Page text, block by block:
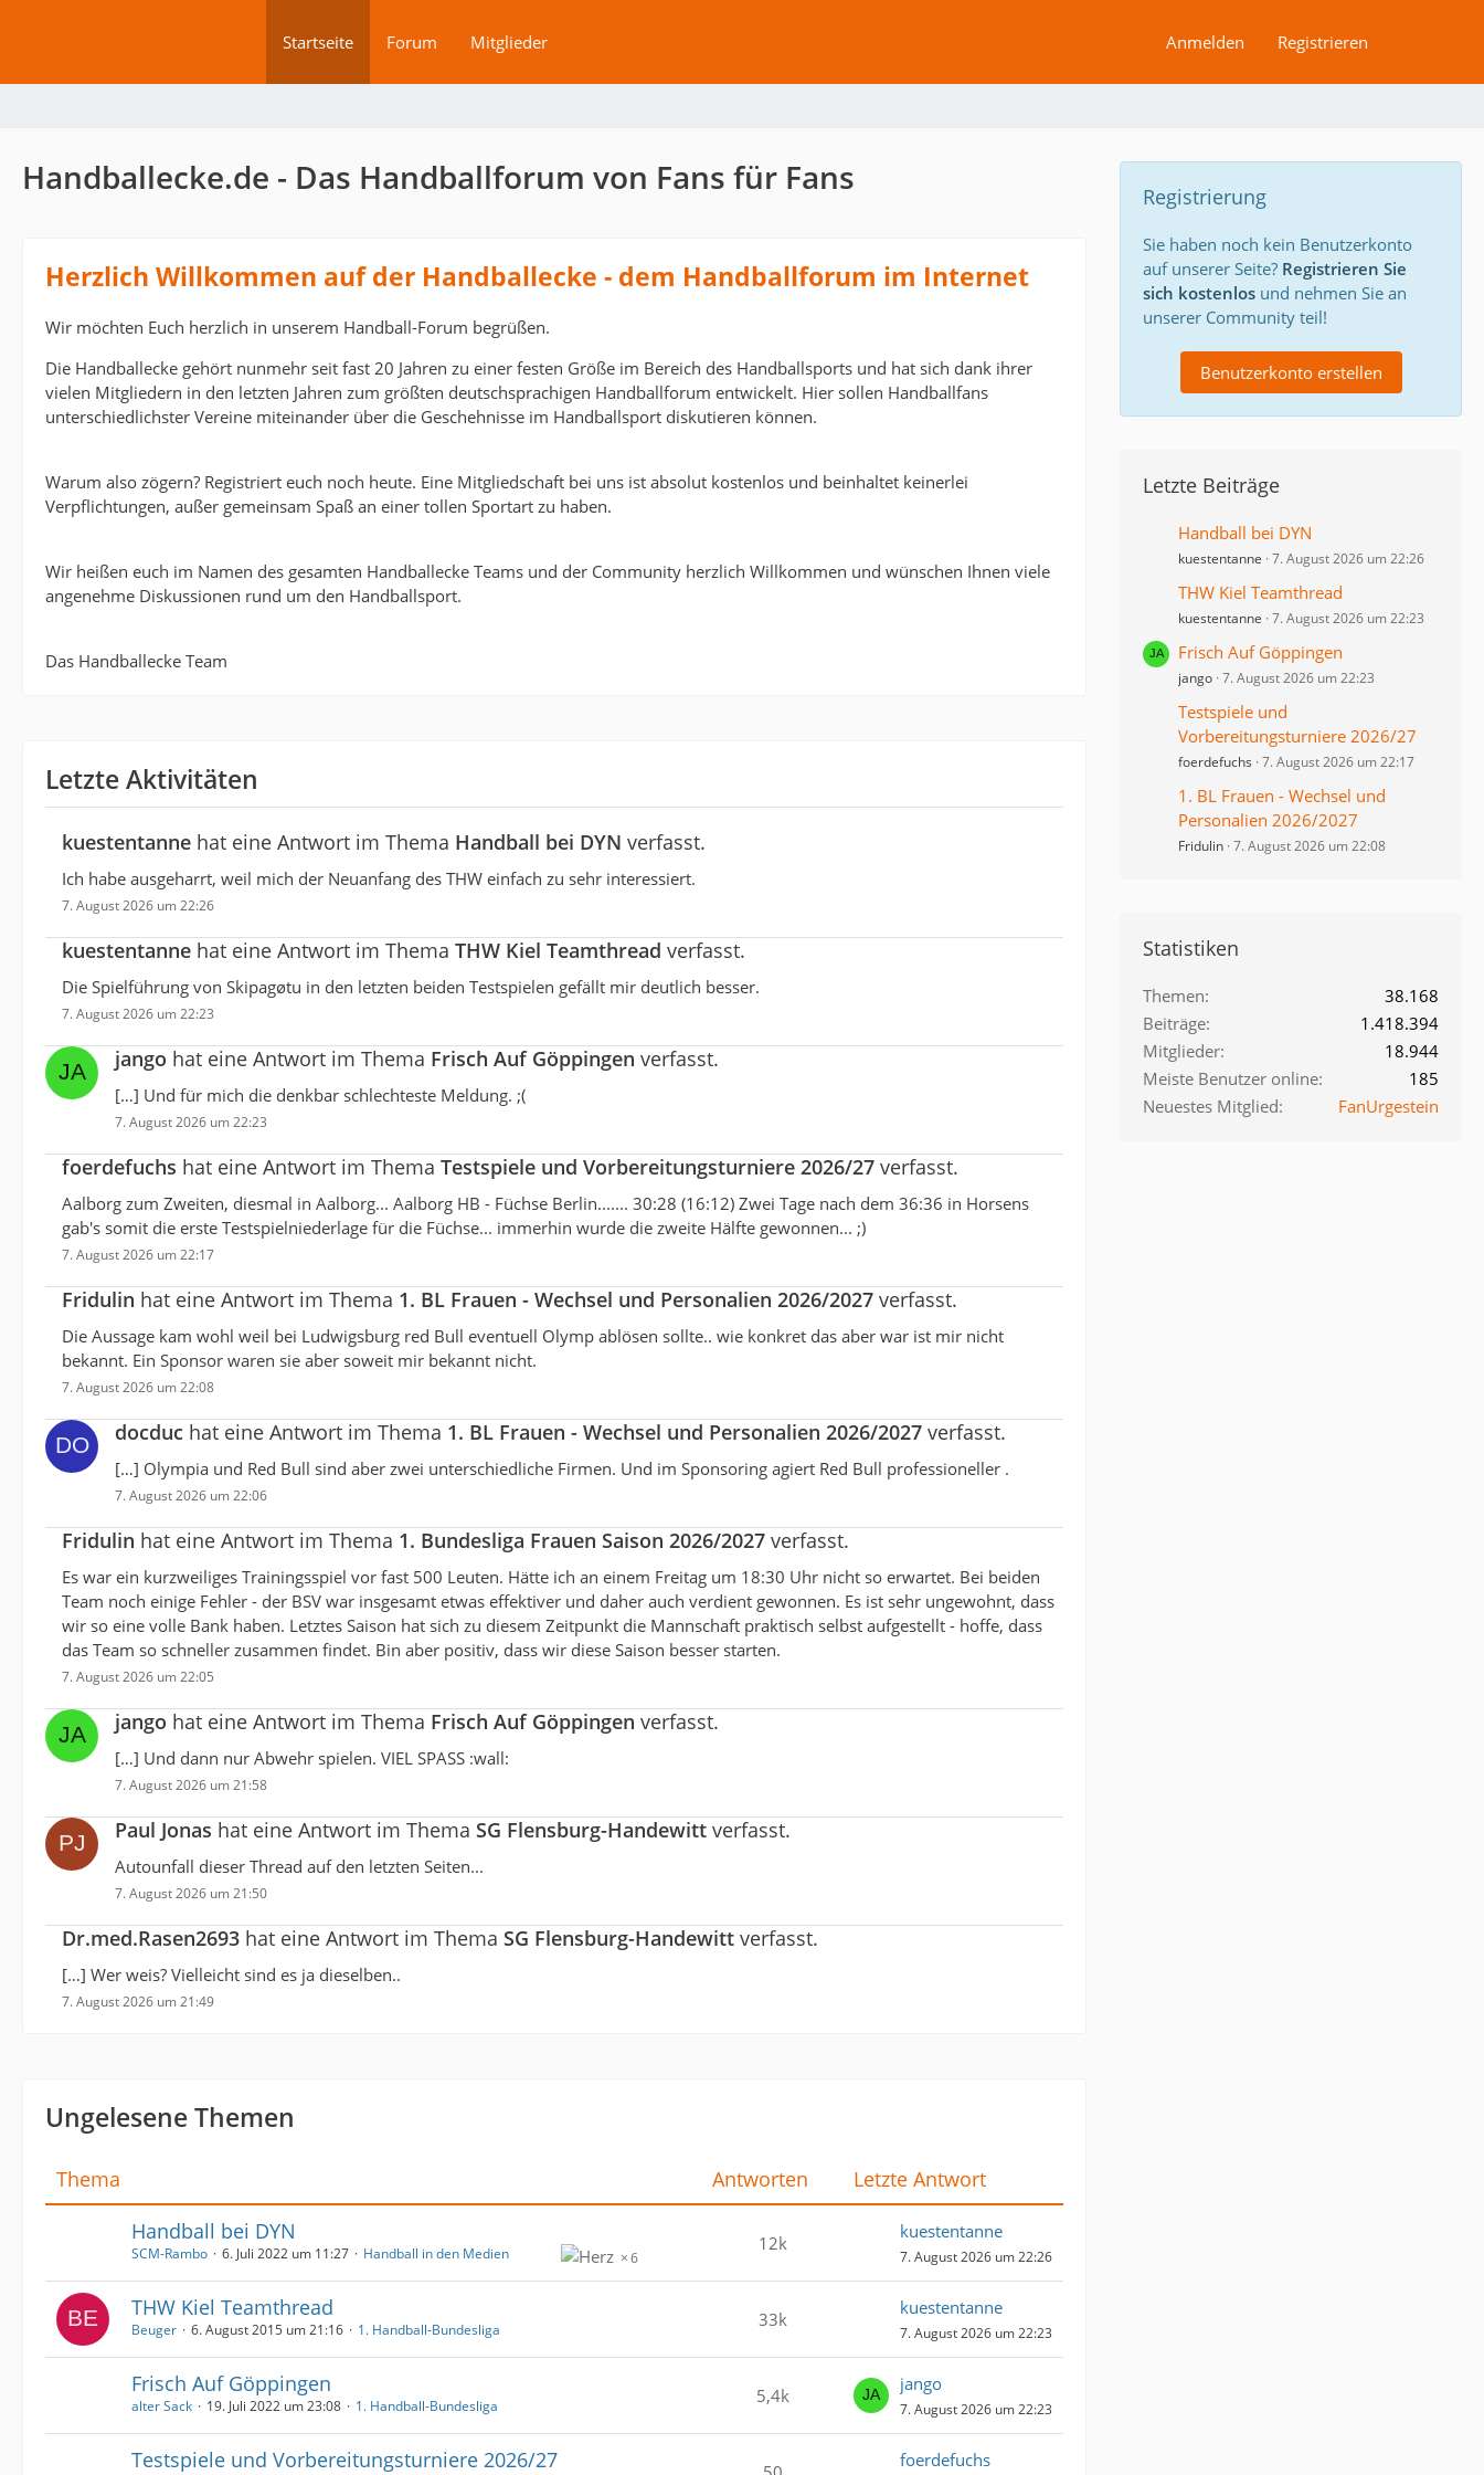
Startseite Forum Mitglieder Anmelden Registrieren
Handballecke.de - Das Handballforum von Fans für Fans
Herzlich Willkommen auf der Handballecke - dem Handballforum im Internet
Wir möchten Euch herzlich in unserem Handball-Forum begrüßen.
Die Handballecke gehört nunmehr seit fast 20 Jahren zu einer festen Größe im Bereich des Handballsports und hat sich dank ihrer
vielen Mitgliedern in den letzten Jahren zum größten deutschsprachigen Handballforum entwickelt. Hier sollen Handballfans
unterschiedlichster Vereine miteinander über die Geschehnisse im Handballsport diskutieren können.
Warum also zögern? Registriert euch noch heute. Eine Mitgliedschaft bei uns ist absolut kostenlos und beinhaltet keinerlei
Verpflichtungen, außer gemeinsam Spaß an einer tollen Sportart zu haben.
Wir heißen euch im Namen des gesamten Handballecke Teams und der Community herzlich Willkommen und wünschen Ihnen viele
angenehme Diskussionen rund um den Handballsport.
Das Handballecke Team
Letzte Aktivitäten
kuestentanne hat eine Antwort im Thema Handball bei DYN verfasst.
Ich habe ausgeharrt, weil mich der Neuanfang des THW einfach zu sehr interessiert.
7. August 2026 um 22:26
kuestentanne hat eine Antwort im Thema THW Kiel Teamthread verfasst.
Die Spielführung von Skipagøtu in den letzten beiden Testspielen gefällt mir deutlich besser.
7. August 2026 um 22:23
jango hat eine Antwort im Thema Frisch Auf Göppingen verfasst.
[…] Und für mich die denkbar schlechteste Meldung. ;(
7. August 2026 um 22:23
foerdefuchs hat eine Antwort im Thema Testspiele und Vorbereitungsturniere 2026/27 verfasst.
Aalborg zum Zweiten, diesmal in Aalborg... Aalborg HB - Füchse Berlin....... 30:28 (16:12) Zwei Tage nach dem 36:36 in Horsens
gab's somit die erste Testspielniederlage für die Füchse... immerhin wurde die zweite Hälfte gewonnen... ;)
7. August 2026 um 22:17
Fridulin hat eine Antwort im Thema 1. BL Frauen - Wechsel und Personalien 2026/2027 verfasst.
Die Aussage kam wohl weil bei Ludwigsburg red Bull eventuell Olymp ablösen sollte.. wie konkret das aber war ist mir nicht
bekannt. Ein Sponsor waren sie aber soweit mir bekannt nicht.
7. August 2026 um 22:08
docduc hat eine Antwort im Thema 1. BL Frauen - Wechsel und Personalien 2026/2027 verfasst.
[…] Olympia und Red Bull sind aber zwei unterschiedliche Firmen. Und im Sponsoring agiert Red Bull professioneller .
7. August 2026 um 22:06
Fridulin hat eine Antwort im Thema 1. Bundesliga Frauen Saison 2026/2027 verfasst.
Es war ein kurzweiliges Trainingsspiel vor fast 500 Leuten. Hätte ich an einem Freitag um 18:30 Uhr nicht so erwartet. Bei beiden
Team noch einige Fehler - der BSV war insgesamt etwas effektiver und daher auch verdient gewonnen. Es ist sehr ungewohnt, dass
wir so eine volle Bank haben. Letztes Saison hat sich zu diesem Zeitpunkt die Mannschaft praktisch selbst aufgestellt - hoffe, dass
das Team so schneller zusammen findet. Bin aber positiv, dass wir diese Saison besser starten.
7. August 2026 um 22:05
jango hat eine Antwort im Thema Frisch Auf Göppingen verfasst.
[…] Und dann nur Abwehr spielen. VIEL SPASS :wall:
7. August 2026 um 21:58
Paul Jonas hat eine Antwort im Thema SG Flensburg-Handewitt verfasst.
Autounfall dieser Thread auf den letzten Seiten...
7. August 2026 um 21:50
Dr.med.Rasen2693 hat eine Antwort im Thema SG Flensburg-Handewitt verfasst.
[…] Wer weis? Vielleicht sind es ja dieselben..
7. August 2026 um 21:49
Ungelesene Themen
Thema Antworten
Letzte Antwort
Handball bei DYN
6
SCM-Rambo 6. Juli 2022 um 11:27 Handball in den Medien 12k
kuestentanne
7. August 2026 um 22:26
THW Kiel Teamthread
Beuger 6. August 2015 um 21:16 1. Handball-Bundesliga 33k
kuestentanne
7. August 2026 um 22:23
Frisch Auf Göppingen
alter Sack 19. Juli 2022 um 23:08 1. Handball-Bundesliga 5,4k
jango
7. August 2026 um 22:23
Testspiele und Vorbereitungsturniere 2026/27 foerdefuchs
Registrierung
Sie haben noch kein Benutzerkonto
auf unserer Seite? Registrieren Sie
sich kostenlos und nehmen Sie an
unserer Community teil!
Benutzerkonto erstellen
Letzte Beiträge
Handball bei DYN
kuestentanne 7. August 2026 um 22:26
THW Kiel Teamthread
kuestentanne 7. August 2026 um 22:23
Frisch Auf Göppingen
jango 7. August 2026 um 22:23
Testspiele und
Vorbereitungsturniere 2026/27
foerdefuchs 7. August 2026 um 22:17
1. BL Frauen - Wechsel und
Personalien 2026/2027
Fridulin 7. August 2026 um 22:08
Statistiken
Themen
38.168
Beiträge
1.418.394
Mitglieder
18.944
Meiste Benutzer online
185
Neuestes Mitglied
FanUrgestein